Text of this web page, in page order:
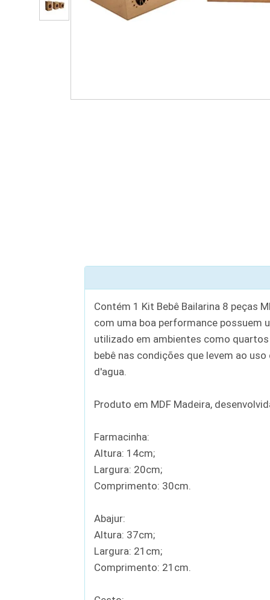
Contém 1 Kit Bebê Bailarina 8 peças
com uma boa performance possuem
utilizado em ambientes como
bebê nas condições que levem ao
d'agua.
Produto em MDF Madeira,
Farmacinha:
Altura: 14cm;
Largura: 20cm;
Comprimento: 30cm.
Abajur:
Altura: 37cm;
Largura: 21cm;
Comprimento: 21cm.